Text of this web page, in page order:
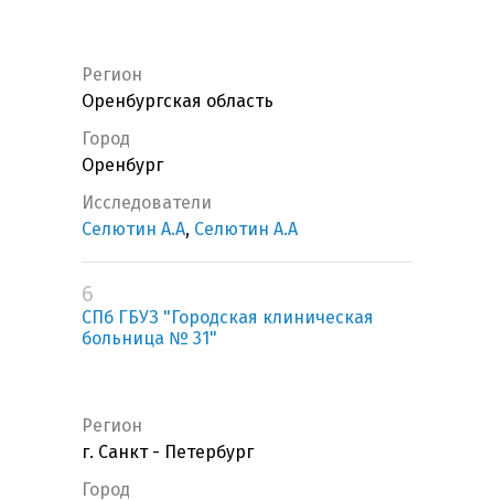
Регион
Оренбургская область
Город
Оренбург
Исследователи
Селютин А.А, Селютин А.А
6
СПб ГБУЗ "Городская клиническая
больница № 31"
Регион
г. Санкт - Петербург
Город